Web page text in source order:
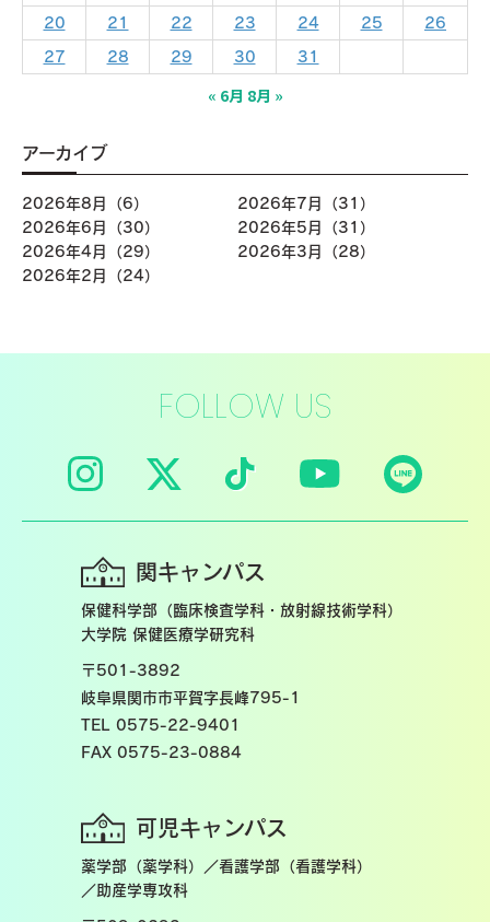
20 21 22 23 24 25 26
27 28 29 30 31
« 6月 8月 »
アーカイブ
2026年8月（6）
2026年7月（31）
2026年6月（30）
2026年5月（31）
2026年4月（29）
2026年3月（28）
2026年2月（24）
FOLLOW US
関キャンパス
保健科学部（臨床検査学科・放射線技術学科）
大学院 保健医療学研究科
〒501-3892
岐阜県関市市平賀字長峰795-1
TEL 0575-22-9401
FAX 0575-23-0884
可児キャンパス
薬学部（薬学科）／看護学部（看護学科）
／助産学専攻科